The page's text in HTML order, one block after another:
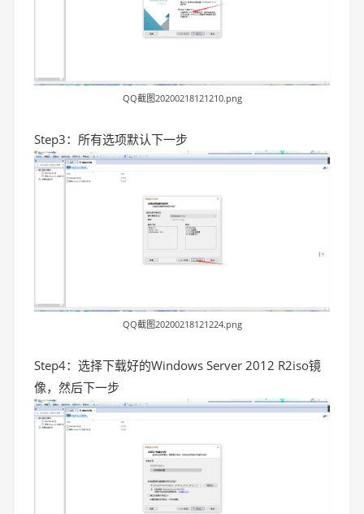
QQ截图20200218121210.png
Step3：所有选项默认下一步
QQ截图20200218121224.png
Step4：选择下载好的Windows Server 2012 R2iso镜
像，然后下一步